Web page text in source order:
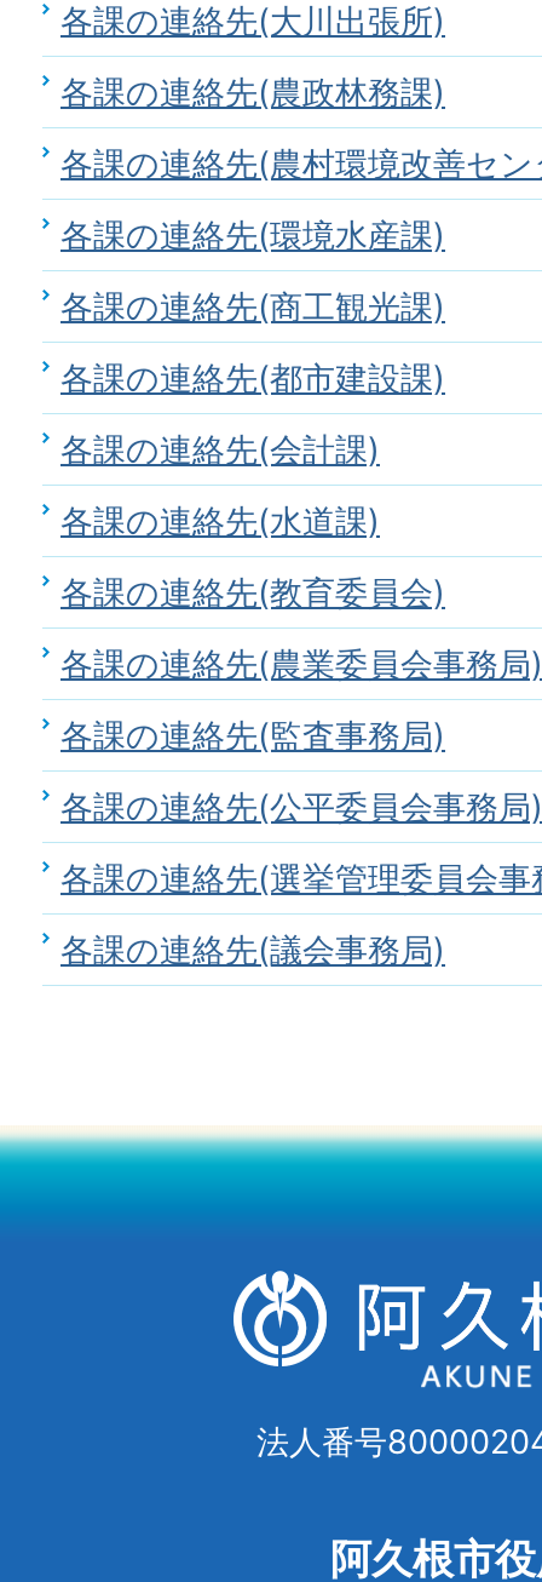
各課の連絡先(大川出張所)
各課の連絡先(農政林務課)
各課の連絡先(農村環境改善セ
各課の連絡先(環境水産課)
各課の連絡先(商工観光課)
各課の連絡先(都市建設課)
各課の連絡先(会計課)
各課の連絡先(水道課)
各課の連絡先(教育委員会)
各課の連絡先(農業委員会事務局)
各課の連絡先(監査事務局)
各課の連絡先(公平委員会事務局)
各課の連絡先(選挙管理委員会事
各課の連絡先(議会事務局)
法人番号
阿久根市